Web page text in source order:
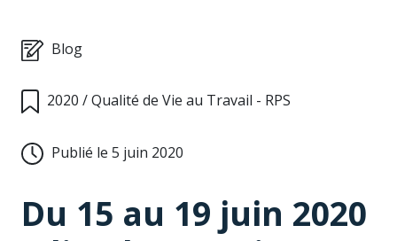
Blog
2020 /Qualité de Vie au Travail - RPS
Publié le 5 juin 2020
Du 15 au 19 juin 2020